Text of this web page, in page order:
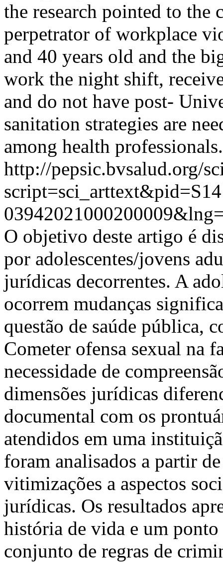
the research pointed to the
perpetrator of workplace
and 40 years old and the
work the night shift,
and do not have post-
sanitation strategies are
among health professionals.
http://pepsic.bvsalud.org/
O objetivo deste artigo é
por adolescentes/jovens
jurídicas decorrentes. A
ocorrem mudanças
questão de saúde pública,
Cometer ofensa sexual na
necessidade de
dimensões jurídicas
documental com os
atendidos em uma
foram analisados a partir
vitimizações a aspectos
jurídicas. Os resultados
história de vida e um
conjunto de regras de